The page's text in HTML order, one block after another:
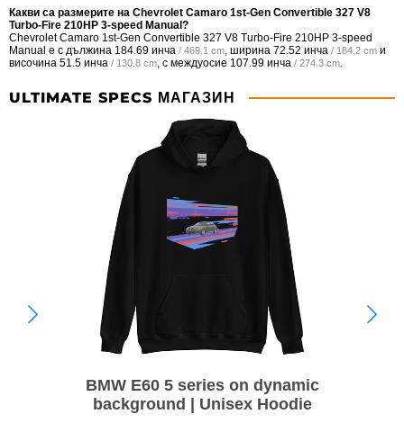
Какви са размерите на Chevrolet Camaro 1st-Gen Convertible 327 V8
Turbo-Fire 210HP 3-speed Manual?
Chevrolet Camaro 1st-Gen Convertible 327 V8 Turbo-Fire 210HP 3-speed
Manual е с дължина 184.69 инча / 469.1 cm, ширина 72.52 инча / 184.2 cm и
височина 51.5 инча / 130.8 cm, с междуосие 107.99 инча / 274.3 cm.
ULTIMATE SPECS МАГАЗИН